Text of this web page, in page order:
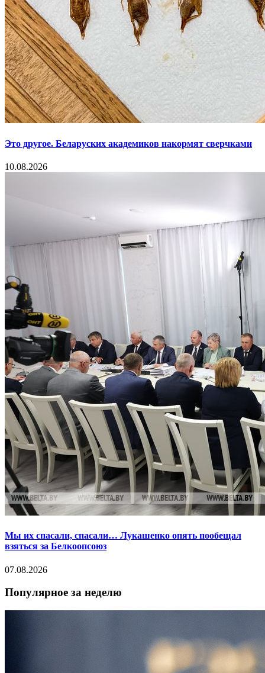
Это другое. Беларуских академиков накормят сверчками
10.08.2026
Мы их спасали, спасали… Лукашенко опять пообещал
взяться за Белкоопсоюз
07.08.2026
Популярное за неделю